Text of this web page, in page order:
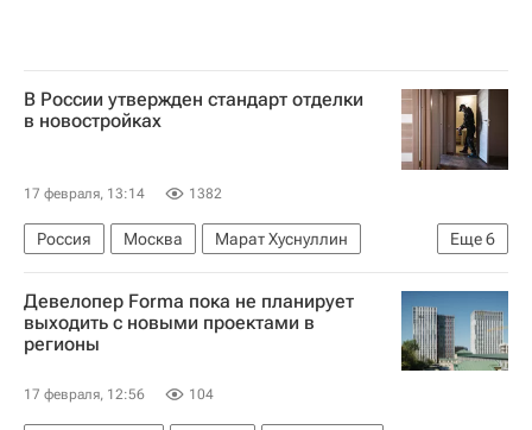
В России утвержден стандарт отделки
в новостройках
17 февраля, 13:14 1382
Еще6
Россия Москва
Марат Хуснуллин
Ирек Файзуллин
Владимир Путин
Министерство строительства и жилищно-коммунального хозяйства РФ (Минстрой России)
Федеральное агентство по техническому регулированию и метрологии (Росстандарт)
Новостройки
Строительство
Девелопер Forma пока не планирует
выходить с новыми проектами в
регионы
17 февраля, 12:56 104